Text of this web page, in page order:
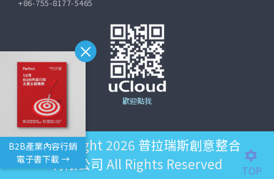
B2B產業內容行銷
電子書下載 →
+86-755-8177-5465
歡迎點我
©Copyright 2026 普拉瑞斯創意整合
有限公司 All Rights Reserved TOP